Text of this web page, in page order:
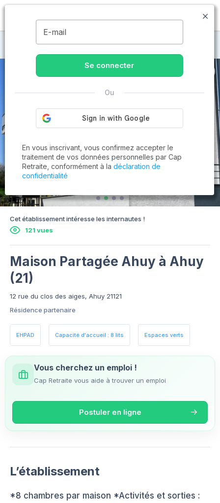
MENU
Maisons de retraite à Ahuy
Cet établissement intéresse les internautes !
121 vues
Maison Partagée Ahuy à Ahuy
(21)
12 rue du clos des aiges, Ahuy 21121
Résidence partenaire
EHPAD Capacité d'accueil : 8 lits Espaces verts
Vous cherchez un emploi !
Cap Retraite vous aide à trouver un emploi
Postuler en ligne
L’établissement
*8 chambres par maison *Activités et sorties :
E-mail
Se connecter
Ou
En vous inscrivant, vous confirmez accepter le
traitement de vos données personnelles par Cap
Retraite, conformément à la déclaration de
confidentialité